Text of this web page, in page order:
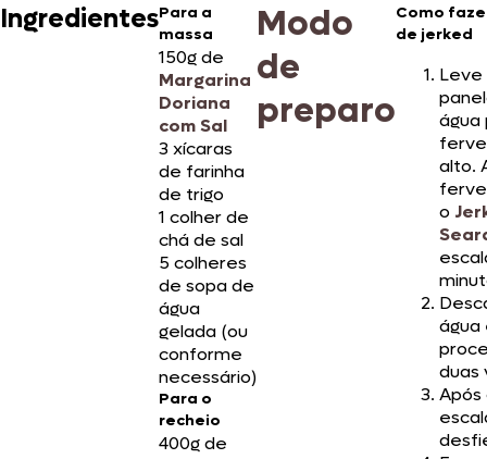
IngredientesPara a
massa
150g de
Margarina
Doriana
com Sal
3 xícaras
de farinha
de trigo
1 colher de
chá de sal
5 colheres
de sopa de
água
gelada (ou
conforme
necessário)
Para o
recheio
400g de
Modo
de
preparo
Como
de jerked
Leve
água
alto.
o
água
duas